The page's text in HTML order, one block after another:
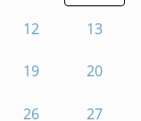
12 13
19 20
26 27